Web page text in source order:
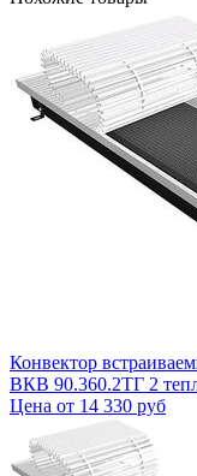
Конвектор
ВКВ 90.360.2ТГ 2
Цена от 14 330 руб